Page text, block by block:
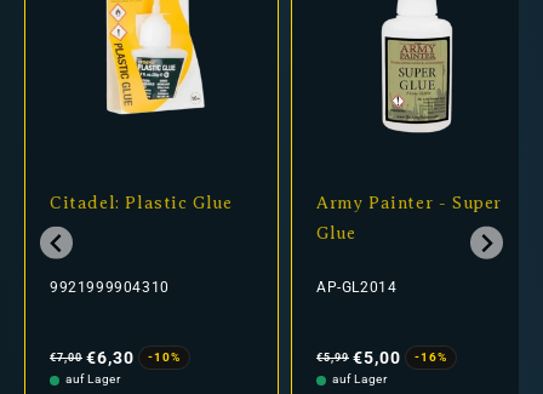
Citadel: Plastic Glue
9921999904310
Preis
€7,00 €6,30
-10%
auf Lager
Army Painter - Super
Glue
AP-GL2014
Preis
€5,99 €5,00
-16%
auf Lager